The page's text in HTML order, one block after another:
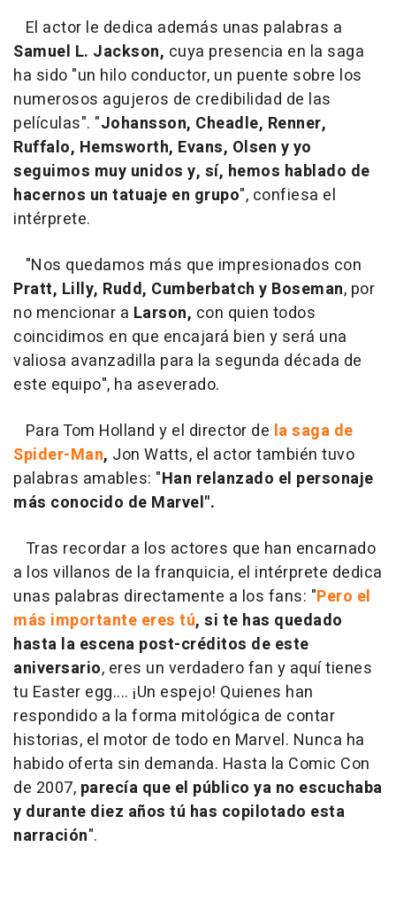
El actor le dedica además unas palabras a
Samuel L. Jackson, cuya presencia en la saga
ha sido "un hilo conductor, un puente sobre los
numerosos agujeros de credibilidad de las
películas". "Johansson, Cheadle, Renner,
Ruffalo, Hemsworth, Evans, Olsen y yo
seguimos muy unidos y, sí, hemos hablado de
hacernos un tatuaje en grupo", confiesa el
intérprete.
"Nos quedamos más que impresionados con
Pratt, Lilly, Rudd, Cumberbatch y Boseman, por
no mencionar a Larson, con quien todos
coincidimos en que encajará bien y será una
valiosa avanzadilla para la segunda década de
este equipo", ha aseverado.
Para Tom Holland y el director de la saga de
Spider-Man, Jon Watts, el actor también tuvo
palabras amables: "Han relanzado el personaje
más conocido de Marvel".
Tras recordar a los actores que han encarnado
a los villanos de la franquicia, el intérprete dedica
unas palabras directamente a los fans: "Pero el
más importante eres tú, si te has quedado
hasta la escena post-créditos de este
aniversario, eres un verdadero fan y aquí tienes
tu Easter egg.... ¡Un espejo! Quienes han
respondido a la forma mitológica de contar
historias, el motor de todo en Marvel. Nunca ha
habido oferta sin demanda. Hasta la Comic Con
de 2007, parecía que el público ya no escuchaba
y durante diez años tú has copilotado esta
narración".